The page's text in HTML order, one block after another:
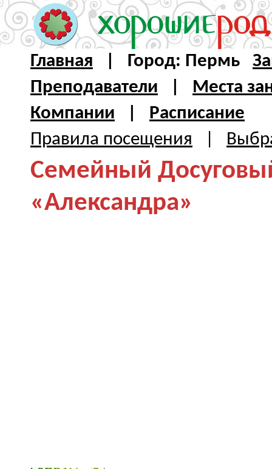
Главная | Город: Пермь
Преподаватели
Места
Компании
Расписание
Правила посещения
Семейный
«Александра»